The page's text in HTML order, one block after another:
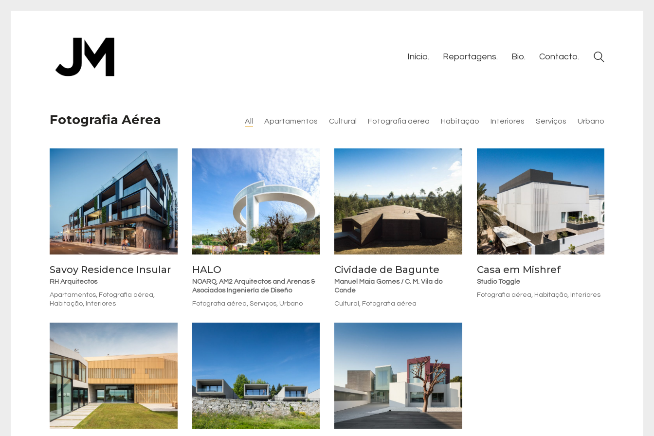
Início. Reportagens. Bio. Contacto.
Fotografia Aérea All Apartamentos Cultural Fotografia aérea Habitação Interiores Serviços Urbano
Savoy Residence Insular
RH Arquitectos
Apartamentos, Fotografia aérea,
Habitação, Interiores
HALO
NOARQ, AM2 Arquitectos and Arenas &
Asociados Ingeniería de Diseño
Fotografia aérea, Serviços, Urbano
Cividade de Bagunte
Manuel Maia Gomes / C. M. Vila do
Conde
Cultural , Fotografia aérea
Casa em Mishref
Studio Toggle
Fotografia aérea, Habitação, Interiores